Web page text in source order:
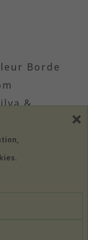
Borde
&